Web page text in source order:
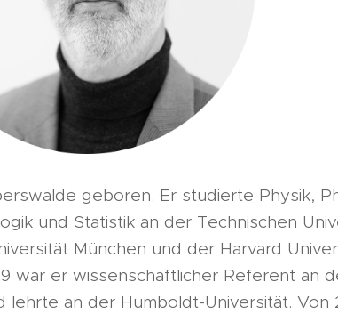
geboren. Er studierte Physik,
und Statistik an der Technischen
München und der Harvard
war er wissenschaftlicher Referent an
lehrte an der Humboldt-Universität. Von